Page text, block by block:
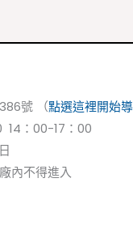
號 （點選這裡開始
14：00-17：00
內不得進入